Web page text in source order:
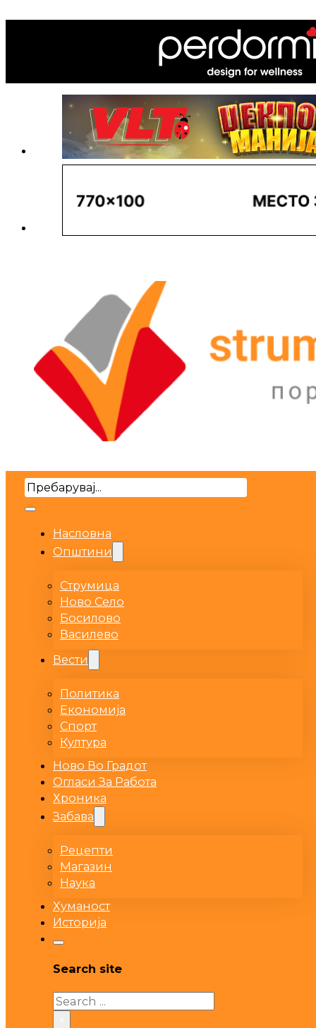
Search
Насловна
Општини
Струмица
Ново Село
Босилово
Василево
Вести
Политика
Економија
Спорт
Култура
Ново Во Градот
Огласи За Работа
Хроника
Забава
Рецепти
Магазин
Наука
Хуманост
Историја
Search site
Search